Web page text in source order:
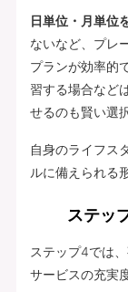
日単位・月単位
ないなど、プレ
プランが効率的
習する場合など
せるのも賢い選
自身のライフス
ルに備えられる
ステッ
ステップ4では
サービスの充実